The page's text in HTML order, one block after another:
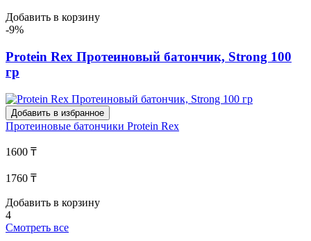
Добавить в корзину
-9%
Protein Rex Протеиновый батончик, Strong 100
гр
Добавить в избранное
Протеиновые батончики Protein Rex
1600 ₸
1760 ₸
Добавить в корзину
4
Смотреть все